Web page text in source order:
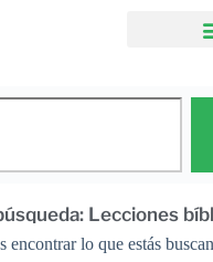
Lecciones
encontrar lo que estás